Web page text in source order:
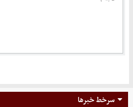
سرخط خبرها